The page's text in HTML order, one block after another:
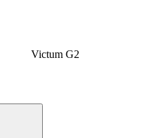
Victum G2